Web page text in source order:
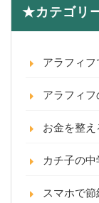
★カテゴリ
アラフィフ
アラフィフ
お金を整え
カチ子の
スマホで節